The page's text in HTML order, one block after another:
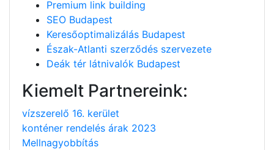
Premium link building
SEO Budapest
Keresőoptimalizálás Budapest
Észak-Atlanti szerződés szervezete
Deák tér látnivalók Budapest
Kiemelt Partnereink:
vízszerelő 16. kerület
konténer rendelés árak 2023
Mellnagyobbítás